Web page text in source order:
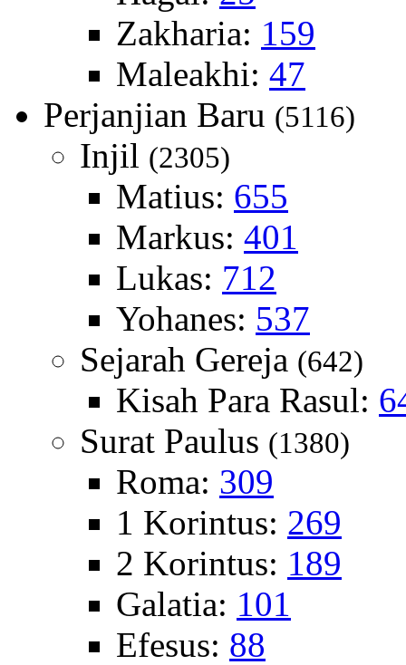
Zakharia: 159
Maleakhi: 47
Perjanjian Baru (5116)
Injil (2305)
Matius: 655
Markus: 401
Lukas: 712
Yohanes: 537
Sejarah Gereja (642)
Kisah Para Rasul:
Surat Paulus (1380)
Roma: 309
1 Korintus: 269
2 Korintus: 189
Galatia: 101
Efesus: 88